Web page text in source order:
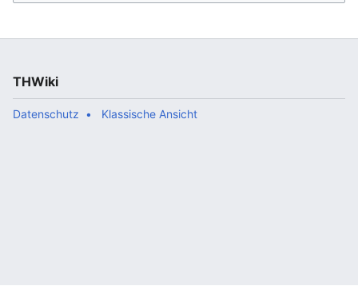
THWiki
Datenschutz Klassische Ansicht